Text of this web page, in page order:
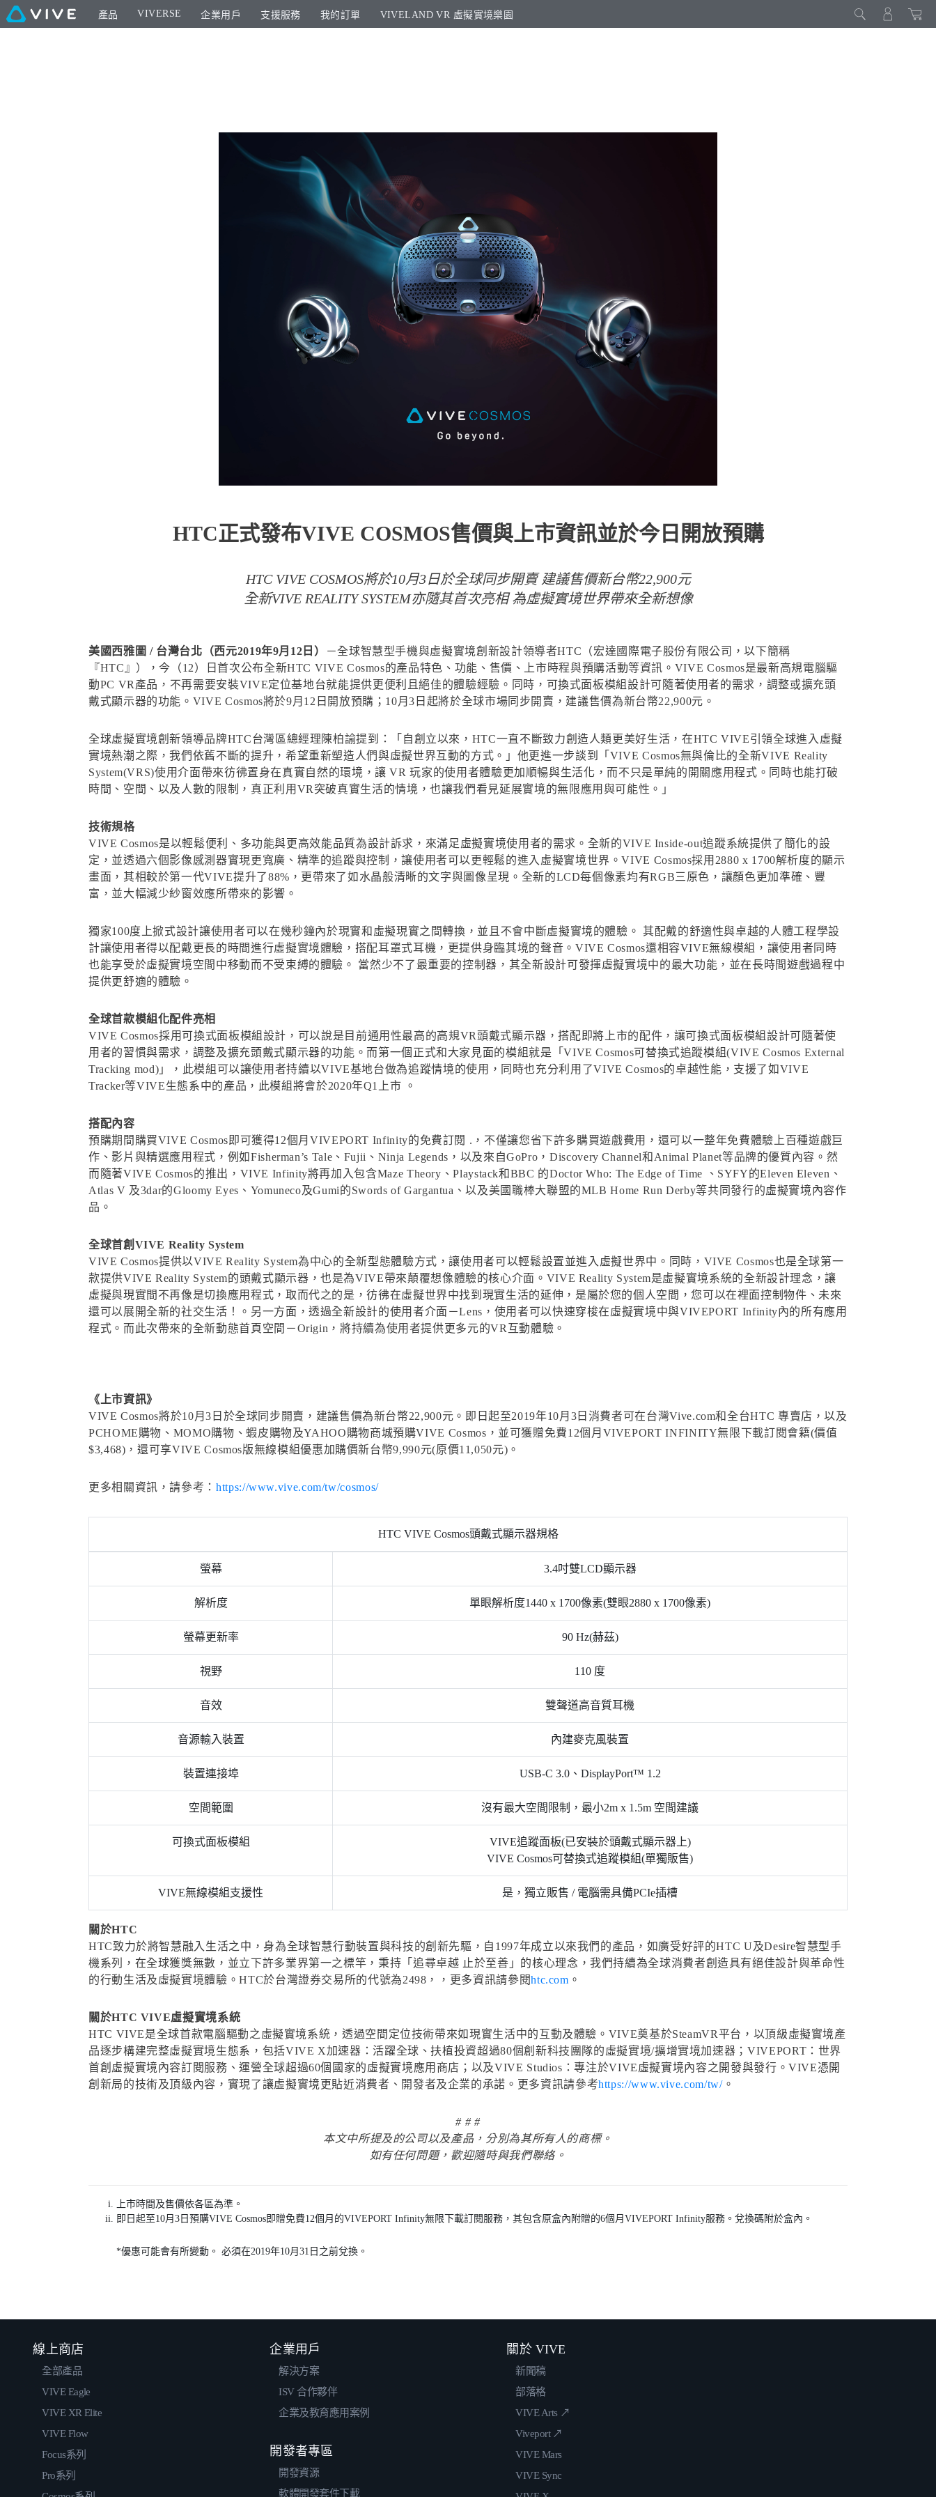
產品 VIVERSE 企業用戶 支援服務 我的訂單 VIVELAND VR 虛擬實境樂園​
HTC正式發布VIVE COSMOS售價與上市資訊並於今日開放預購
HTC VIVE COSMOS將於10月3日於全球同步開賣 建議售價新台幣22,900元
全新VIVE REALITY SYSTEM亦隨其首次亮相 為虛擬實境世界帶來全新想像
美國西雅圖 / 台灣台北（西元2019年9月12日）
－全球智慧型手機與虛擬實境創新設計領導者HTC（宏達國際電子股份有限公司，以下簡稱
『HTC』），今（12）日首次公布全新HTC VIVE Cosmos的產品特色、功能、售價、上市時程與預購活動等資訊。VIVE Cosmos是最新高規電腦驅
動PC VR產品，不再需要安裝VIVE定位基地台就能提供更便利且絕佳的體驗經驗。同時，可換式面板模組設計可隨著使用者的需求，調整或擴充頭
戴式顯示器的功能。VIVE Cosmos將於9月12日開放預購；10月3日起將於全球市場同步開賣，建議售價為新台幣22,900元。
全球虛擬實境創新領導品牌HTC台灣區總經理陳柏諭提到：「自創立以來，HTC一直不斷致力創造人類更美好生活，在HTC VIVE引領全球進入虛擬
實境熱潮之際，我們依舊不斷的提升，希望重新塑造人們與虛擬世界互動的方式。」他更進一步談到「VIVE Cosmos無與倫比的全新VIVE Reality
System(VRS)使用介面帶來彷彿置身在真實自然的環境，讓 VR 玩家的使用者體驗更加順暢與生活化，而不只是單純的開關應用程式。同時也能打破
時間、空間、以及人數的限制，真正利用VR突破真實生活的情境，也讓我們看見延展實境的無限應用與可能性。」
技術規格
VIVE Cosmos是以輕鬆便利、多功能與更高效能品質為設計訴求，來滿足虛擬實境使用者的需求。全新的VIVE Inside-out追蹤系統提供了簡化的設
定，並透過六個影像感測器實現更寬廣、精準的追蹤與控制，讓使用者可以更輕鬆的進入虛擬實境世界。VIVE Cosmos採用2880 x 1700解析度的顯示
畫面，其相較於第一代VIVE提升了88%，更帶來了如水晶般清晰的文字與圖像呈現。全新的LCD每個像素均有RGB三原色，讓顏色更加準確、豐
富，並大幅減少紗窗效應所帶來的影響。
獨家100度上掀式設計讓使用者可以在幾秒鐘內於現實和虛擬現實之間轉換，並且不會中斷虛擬實境的體驗。 其配戴的舒適性與卓越的人體工程學設
計讓使用者得以配戴更長的時間進行虛擬實境體驗，搭配耳罩式耳機，更提供身臨其境的聲音。VIVE Cosmos還相容VIVE無線模組，讓使用者同時
也能享受於虛擬實境空間中移動而不受束縛的體驗。 當然少不了最重要的控制器，其全新設計可發揮虛擬實境中的最大功能，並在長時間遊戲過程中
提供更舒適的體驗。
全球首款模組化配件亮相
VIVE Cosmos採用可換式面板模組設計，可以說是目前通用性最高的高規VR頭戴式顯示器，搭配即將上市的配件，讓可換式面板模組設計可隨著使
用者的習慣與需求，調整及擴充頭戴式顯示器的功能。而第一個正式和大家見面的模組就是「VIVE Cosmos可替換式追蹤模組(VIVE Cosmos External
Tracking mod)」，此模組可以讓使用者持續以VIVE基地台做為追蹤情境的使用，同時也充分利用了VIVE Cosmos的卓越性能，支援了如VIVE
Tracker等VIVE生態系中的產品，此模組將會於2020年Q1上市 。
搭配內容
預購期間購買VIVE Cosmos即可獲得12個月VIVEPORT Infinity的免費訂閱 .，不僅讓您省下許多購買遊戲費用，還可以一整年免費體驗上百種遊戲巨
作、影片與精選應用程式，例如Fisherman’s Tale、Fujii、Ninja Legends，以及來自GoPro，Discovery Channel和Animal Planet等品牌的優質內容。然
而隨著VIVE Cosmos的推出，VIVE Infinity將再加入包含Maze Theory、Playstack和BBC 的Doctor Who: The Edge of Time 、SYFY的Eleven Eleven、
Atlas V 及3dar的Gloomy Eyes、Yomuneco及Gumi的Swords of Gargantua、以及美國職棒大聯盟的MLB Home Run Derby等共同發行的虛擬實境內容作
品。
全球首創VIVE Reality System
VIVE Cosmos提供以VIVE Reality System為中心的全新型態體驗方式，讓使用者可以輕鬆設置並進入虛擬世界中。同時，VIVE Cosmos也是全球第一
款提供VIVE Reality System的頭戴式顯示器，也是為VIVE帶來顛覆想像體驗的核心介面。VIVE Reality System是虛擬實境系統的全新設計理念，讓
虛擬與現實間不再像是切換應用程式，取而代之的是，彷彿在虛擬世界中找到現實生活的延伸，是屬於您的個人空間，您可以在裡面控制物件、未來
還可以展開全新的社交生活！。另一方面，透過全新設計的使用者介面－Lens，使用者可以快速穿梭在虛擬實境中與VIVEPORT Infinity內的所有應用
程式。而此次帶來的全新動態首頁空間－Origin，將持續為使用者提供更多元的VR互動體驗。
《上市資訊》
VIVE Cosmos將於10月3日於全球同步開賣，建議售價為新台幣22,900元。即日起至2019年10月3日消費者可在台灣Vive.com和全台HTC 專賣店，以及
PCHOME購物、MOMO購物、蝦皮購物及YAHOO購物商城預購VIVE Cosmos，並可獲贈免費12個月VIVEPORT INFINITY無限下載訂閱會籍(價值
$3,468)，還可享VIVE Cosmos版無線模組優惠加購價新台幣9,990元(原價11,050元)。
更多相關資訊，請參考：https://www.vive.com/tw/cosmos/
HTC VIVE Cosmos頭戴式顯示器規格
螢幕 3.4吋雙LCD顯示器
解析度 單眼解析度1440 x 1700像素(雙眼2880 x 1700像素)
螢幕更新率 90 Hz(赫茲)
視野 110 度
音效 雙聲道高音質耳機
音源輸入裝置 內建麥克風裝置
裝置連接埠 USB-C 3.0、DisplayPort™ 1.2
空間範圍 沒有最大空間限制，最小2m x 1.5m 空間建議
可換式面板模組
VIVE追蹤面板(已安裝於頭戴式顯示器上)
VIVE Cosmos可替換式追蹤模組(單獨販售)
VIVE無線模組支援性 是，獨立販售 / 電腦需具備PCIe插槽
關於HTC
HTC致力於將智慧融入生活之中，身為全球智慧行動裝置與科技的創新先驅，自1997年成立以來我們的產品，如廣受好評的HTC U及Desire智慧型手
機系列，在全球獲獎無數，並立下許多業界第一之標竿，秉持「追尋卓越 止於至善」的核心理念，我們持續為全球消費者創造具有絕佳設計與革命性
的行動生活及虛擬實境體驗。HTC於台灣證券交易所的代號為2498，，更多資訊請參閱htc.com 。
關於HTC VIVE虛擬實境系統
HTC VIVE是全球首款電腦驅動之虛擬實境系統，透過空間定位技術帶來如現實生活中的互動及體驗。VIVE奠基於SteamVR平台，以頂級虛擬實境產
品逐步構建完整虛擬實境生態系，包括VIVE X加速器：活躍全球、扶植投資超過80個創新科技團隊的虛擬實境/擴增實境加速器；VIVEPORT：世界
首創虛擬實境內容訂閱服務、運營全球超過60個國家的虛擬實境應用商店；以及VIVE Studios：專注於VIVE虛擬實境內容之開發與發行。VIVE憑開
創新局的技術及頂級內容，實現了讓虛擬實境更貼近消費者、開發者及企業的承諾。更多資訊請參考https://www.vive.com/tw/。
# # #
本文中所提及的公司以及產品，分別為其所有人的商標。
如有任何問題，歡迎隨時與我們聯絡。
上市時間及售價依各區為準。
即日起至10月3日預購VIVE Cosmos即贈免費12個月的VIVEPORT Infinity無限下載訂閱服務，其包含原盒內附贈的6個月VIVEPORT Infinity服務。兌換碼附於盒內。
*優惠可能會有所變動。 必須在2019年10月31日之前兌換。
線上商店
全部產品
VIVE Eagle
VIVE XR Elite
VIVE Flow
Focus系列
Pro系列
企業用戶
解決方案
ISV 合作夥伴
企業及教育應用案例
開發者專區
開發資源
軟體開發套件下載
關於 VIVE
新聞稿
部落格
VIVE Arts ↗
Viveport ↗
VIVE Mars
VIVE Sync